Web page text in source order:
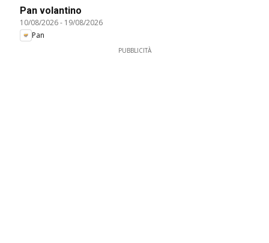
Pan volantino
10/08/2026- 19/08/2026
Pan
PUBBLICITÀ